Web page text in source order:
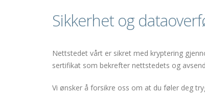
Sikkerhet og
Nettstedet vårt er sikret med kryptering
sertifikat som bekrefter nettstedets og
Vi ønsker å forsikre oss om at du føler deg